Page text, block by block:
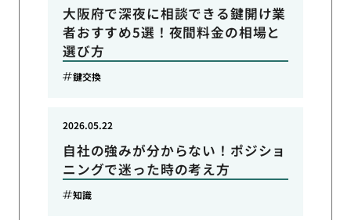
大阪府で深夜に相談できる鍵開け業
者おすすめ5選！夜間料金の相場と
選び方
鍵交換
自社の強みが分からない！ポジショ
ニングで迷った時の考え方
2026.05.22
知識